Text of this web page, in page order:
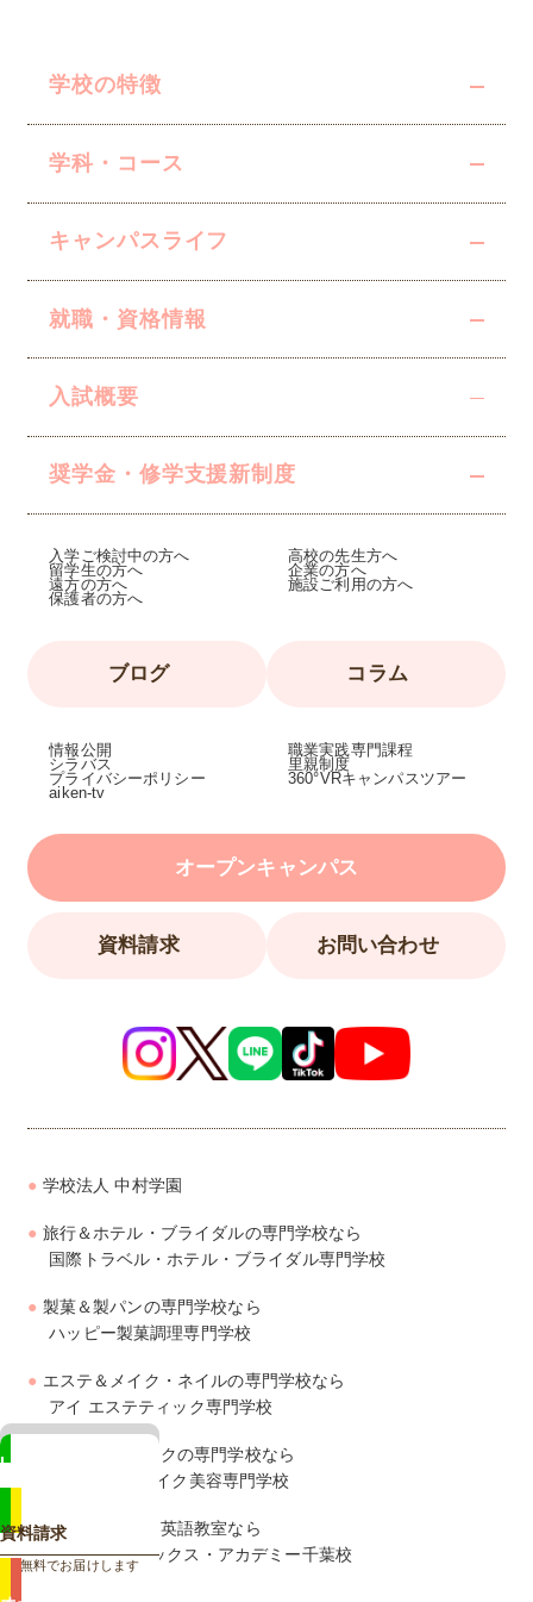
LINE
資料請求
無料でお届けします
学校の特徴
学科・コース
キャンパスライフ
就職・資格情報
入試概要
奨学金・修学支援新制度
ブログ コラム
入学ご検討中の方へ
留学生の方へ
遠方の方へ
保護者の方へ
高校の先生方へ
企業の方へ
施設ご利用の方へ
職業実践専門課程
情報公開
シラバス
プライバシーポリシー
360°VRキャンパスツアー
里親制度
aiken-tv
オープンキャンパス
資料請求 お問い合わせ
学校法人 中村学園
旅行＆ホテル・ブライダルの専門学校なら
国際トラベル・ホテル・ブライダル専門学校
製菓＆製パンの専門学校なら
ハッピー製菓調理専門学校
エステ＆メイク・ネイルの専門学校なら
アイ エステティック専門学校
美容＆ヘアメイクの専門学校なら
ジェイ ヘアメイク美容専門学校
幼児・子供向け英語教室なら
ズー・フォニックス・アカデミー千葉校